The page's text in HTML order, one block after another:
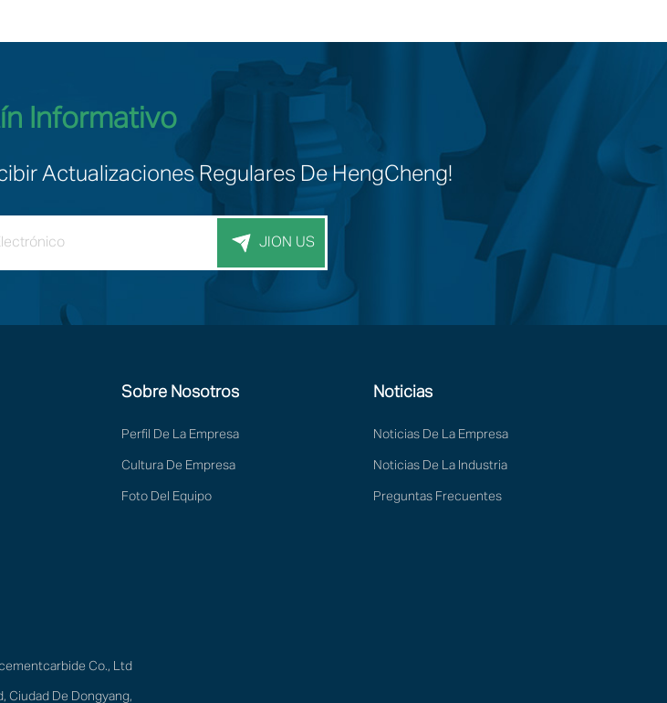
Informativo
Actualizaciones Regulares De HengCheng!
Sobre Nosotros
Perfil De La Empresa
Cultura De Empresa
Foto Del Equipo
Noticias
Noticias De La Empresa
Noticias De La Industria
Preguntas Frecuentes
Co., Ltd
Ciudad De Dongyang,